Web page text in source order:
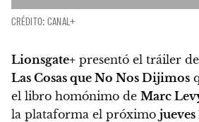
CRÉDITO: CANAL+
Lionsgate+ presentó el tráiler
Las Cosas que No Nos Dijimos
el libro homónimo de Marc
la plataforma el próximo